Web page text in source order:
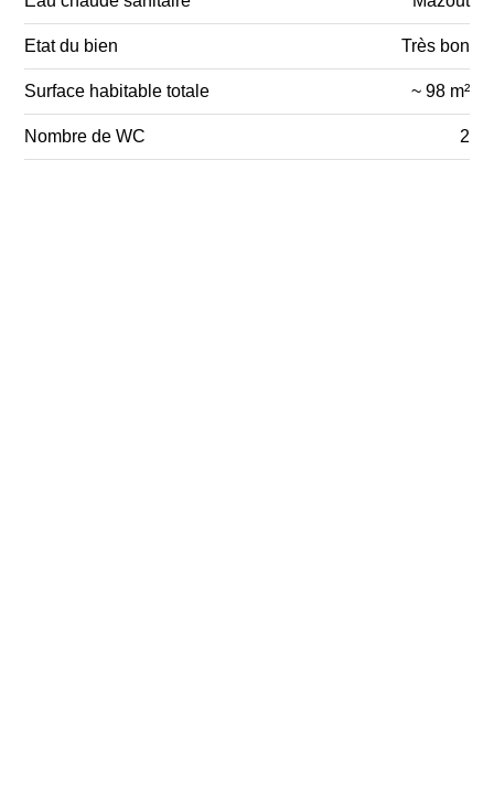
Etat du bien Très bon
Surface habitable totale ~ 98 m²
Nombre de WC 2